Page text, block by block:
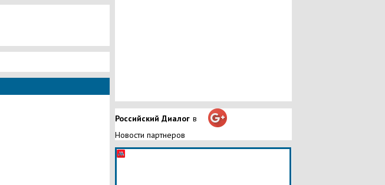
Российский Диалог в
Новости партнеров